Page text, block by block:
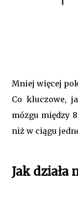
Mniej więcej
Co kluczowe,
mózgu między
niż w ciągu
Jak działa